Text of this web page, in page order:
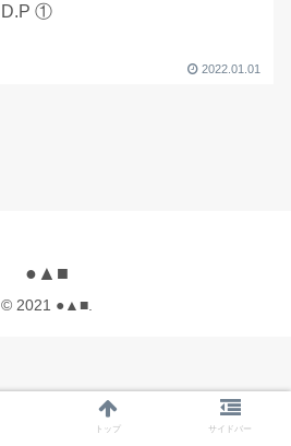
D.P ①
2022.01.01
●▲■
© 2021 ●▲■.
トップ サイドバー